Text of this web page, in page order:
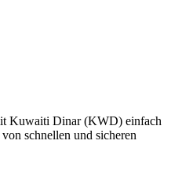
Kuwaiti Dinar (KWD) einfach
schnellen und sicheren